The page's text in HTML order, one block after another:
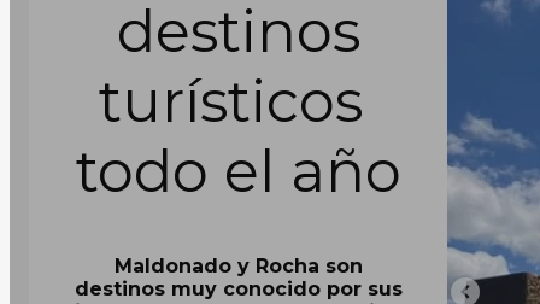
destinos
turísticos
todo el año
Maldonado y Rocha son
destinos muy conocido por sus